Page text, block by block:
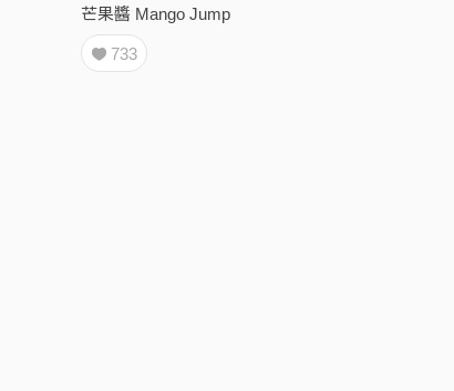
芒果醬 Mango Jump
733